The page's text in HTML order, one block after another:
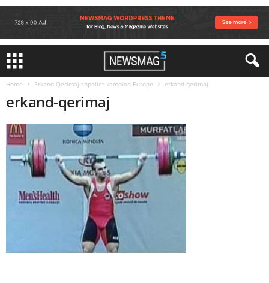
Home Erkand Qerimaj shpallet kampion Europe erkand-qerimaj
erkand-qerimaj